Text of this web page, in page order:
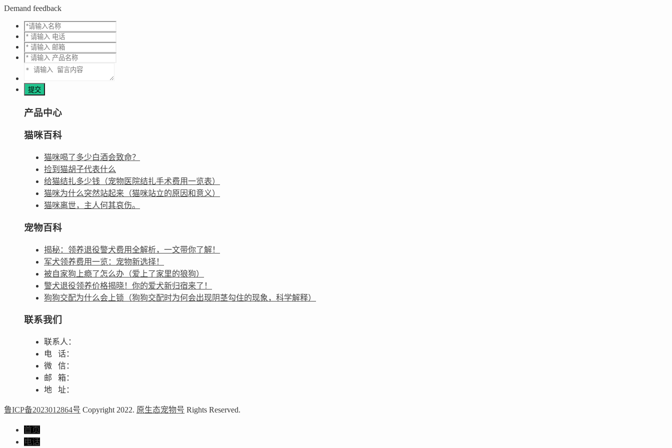
Demand feedback
产品中心
猫咪百科
猫咪喝了多少白酒会致命？
捡到猫胡子代表什么
给猫结扎多少钱（宠物医院结扎手术费用一览表）
猫咪为什么突然站起来（猫咪站立的原因和意义）
猫咪离世，主人何其哀伤。
宠物百科
揭秘：领养退役警犬费用全解析，一文带你了解！
军犬领养费用一览：宠物新选择！
被自家狗上瘾了怎么办（爱上了家里的狼狗）
警犬退役领养价格揭晓！你的爱犬新归宿来了！
狗狗交配为什么会上锁（狗狗交配时为何会出现阴茎勾住的现象，科学解释）
联系我们
联系人：
电 话：
微 信：
邮 箱：
地 址：
鲁ICP备2023012864号 Copyright 2022. 原生态宠物号 Rights Reserved.
首页
电话